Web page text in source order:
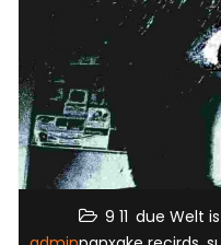
9 11 due Welt